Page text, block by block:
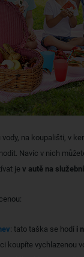
vody, na koupališti, v
hodit. Navíc v nich
je v autě na
: tato taška se hodí i
koupíte vychlazenou